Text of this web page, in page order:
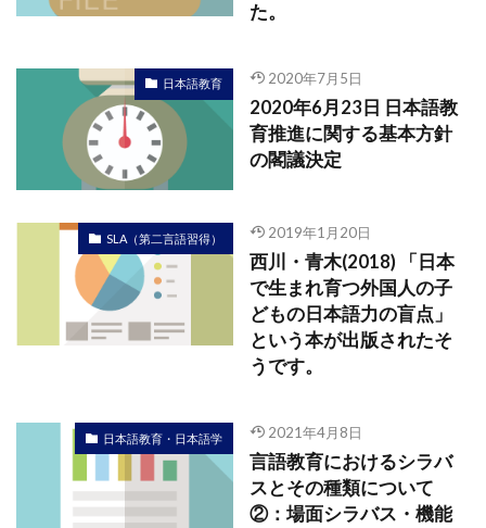
た。
日本語教育 2020年7月5日
2020年6月23日 日本語教
育推進に関する基本方針
の閣議決定
SLA（第二言語習得） 2019年1月20日
西川・青木(2018) 「日本
で生まれ育つ外国人の子
どもの日本語力の盲点」
という本が出版されたそ
うです。
日本語教育・日本語学 2021年4月8日
言語教育におけるシラバ
スとその種類について
②：場面シラバス・機能